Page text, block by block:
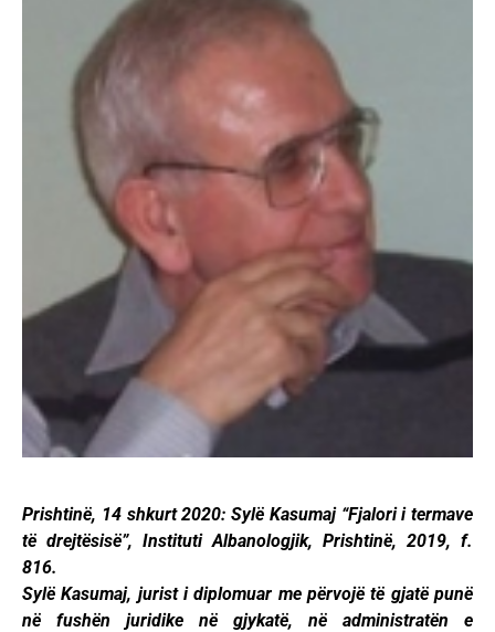
Prishtinë, 14 shkurt 2020: Sylë Kasumaj “Fjalori i termave
të drejtësisë”, Instituti Albanologjik, Prishtinë, 2019, f.
816.
Sylë Kasumaj, jurist i diplomuar me përvojë të gjatë punë
në fushën juridike në gjykatë, në administratën e